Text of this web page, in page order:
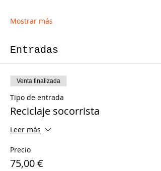
Mostrar más
Entradas
Venta finalizada
Tipo de entrada
Reciclaje socorrista
Leer más
Precio
75,00 €